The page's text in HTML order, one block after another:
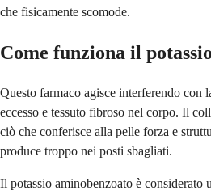
che fisicamente scomode.
Come funziona il
Questo farmaco agisce interferendo con
eccesso e tessuto fibroso nel corpo. Il
ciò che conferisce alla pelle forza e
produce troppo nei posti sbagliati.
Il potassio aminobenzoato è considerato